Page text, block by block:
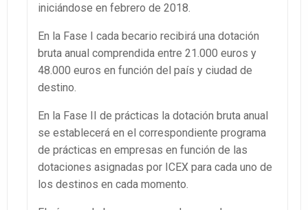
iniciándose en febrero de 2018.
En la Fase I cada becario recibirá una dotación
bruta anual comprendida entre 21.000 euros y
48.000 euros en función del país y ciudad de
destino.
En la Fase II de prácticas la dotación bruta anual
se establecerá en el correspondiente programa
de prácticas en empresas en función de las
dotaciones asignadas por ICEX para cada uno de
los destinos en cada momento.